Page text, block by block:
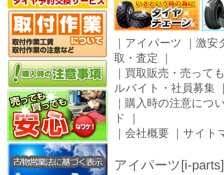
｜ アイパーツ ｜ 激安
取・査定 ｜
｜ 買取販売・売って
ルバイト・社員募集
｜ 購入時の注意につ
ド
｜
｜ 会社概要 ｜ サイト
アイパーツ[i-